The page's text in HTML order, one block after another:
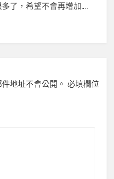
了，希望不會再增加….
地址不會公開。 必填欄位